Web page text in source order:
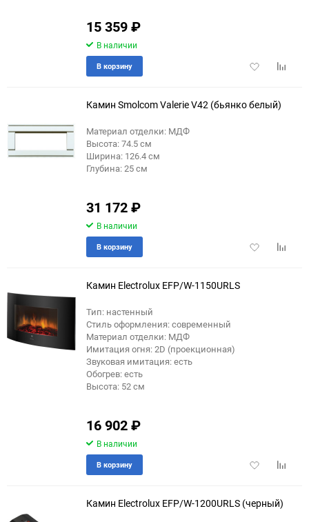
15 359₽
В наличии
Добавить
В корзину
Камин Smolcom Valerie V42 (бьянко белый)
Материал отделки: МДФ
Высота: 74.5 см
Ширина: 126.4 см
Глубина: 25 см
31 172₽
В наличии
Добавить
В корзину
Камин Electrolux EFP/W-1150URLS
Тип: настенный
Стиль оформления: современный
Материал отделки: МДФ
Имитация огня: 2D (проекционная)
Звуковая имитация: есть
Обогрев: есть
Высота: 52 см
16 902₽
В наличии
Добавить
В корзину
Камин Electrolux EFP/W-1200URLS (черный)